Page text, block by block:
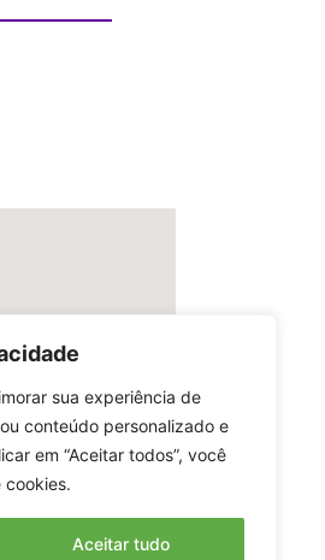
sua experiência de
conteúdo personalizado e
em “Aceitar todos”, você
cookies.
Aceitar tudo